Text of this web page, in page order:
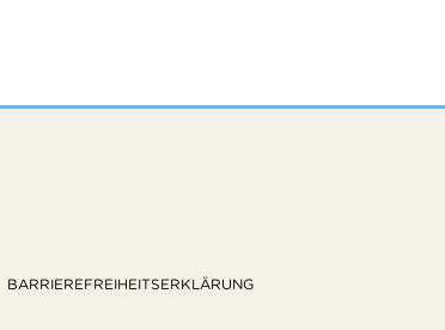
BARRIEREFREIHEITSERKLÄRUNG